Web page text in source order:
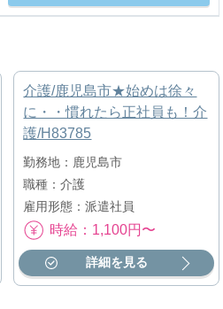
介護/鹿児島市★始めは徐々
に・・慣れたら正社員も！介
護/H83785
勤務地：鹿児島市
職種：介護
雇用形態：派遣社員
時給：1,100円〜
詳細を見る